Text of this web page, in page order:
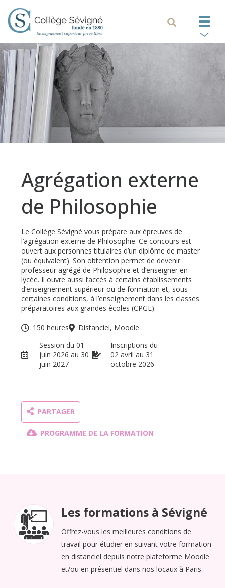
Agrégation externe
de Philosophie
Le Collège Sévigné vous prépare aux épreuves de
l’agrégation externe de Philosophie. Ce concours est
ouvert aux personnes titulaires d’un diplôme de master
(ou équivalent). Son obtention permet de devenir
professeur agrégé de Philosophie et d’enseigner en
lycée. Il ouvre aussi l’accès à certains établissements
d’enseignement supérieur ou de formation et, sous
certaines conditions, à l’enseignement dans les classes
préparatoires aux grandes écoles (CPGE).
150 heures
Distanciel, Moodle
Session du 01
juin 2026 au 30
juin 2027
Inscriptions du
02 avril au 31
octobre 2026
PARTAGER
PROGRAMME DE LA FORMATION
Les formations à Sévigné
Offrez-vous les meilleures conditions de
travail pour étudier en suivant votre formation
en distanciel depuis notre plateforme Moodle
et/ou en présentiel dans nos locaux à Paris.